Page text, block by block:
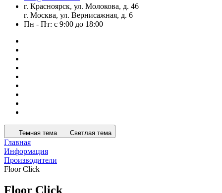
г. Красноярск, ул. Молокова, д. 46
г. Москва, ул. Вернисажная, д. 6
Пн - Пт: с 9:00 до 18:00
Темная тема Светлая тема
Главная
Информация
Производители
Floor Click
Floor Click